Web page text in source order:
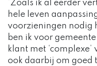
‘Zoals ik al eerder
hele leven
voorzieningen nodig
ben ik voor
klant met
ook daarbij om goed